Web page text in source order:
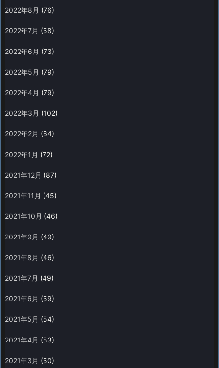
2022年8月 (76)
2022年7月 (58)
2022年6月 (73)
2022年5月 (79)
2022年4月 (79)
2022年3月 (102)
2022年2月 (64)
2022年1月 (72)
2021年12月 (87)
2021年11月 (45)
2021年10月 (46)
2021年9月 (49)
2021年8月 (46)
2021年7月 (49)
2021年6月 (59)
2021年5月 (54)
2021年4月 (53)
2021年3月 (50)